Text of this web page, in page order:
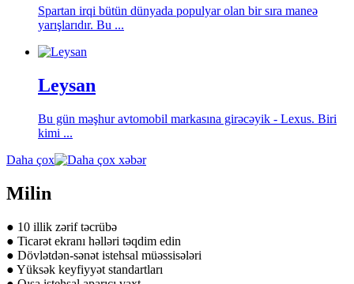
Spartan irqi bütün dünyada populyar olan bir sıra maneə
yarışlarıdır. Bu ...
Leysan
Bu gün məşhur avtomobil markasına girəcəyik - Lexus. Biri
kimi ...
Daha çox
Milin
● 10 illik zərif təcrübə
● Ticarət ekranı həlləri təqdim edin
● Dövlətdən-sənət istehsal müəssisələri
● Yüksək keyfiyyət standartları